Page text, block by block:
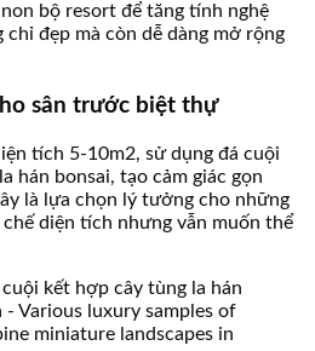
bộ resort để tăng tính nghệ
đẹp mà còn dễ dàng mở rộng
sân trước biệt thự
tích 5-10m2, sử dụng đá cuội
hán bonsai, tạo cảm giác gọn
là lựa chọn lý tưởng cho những
diện tích nhưng vẫn muốn thể